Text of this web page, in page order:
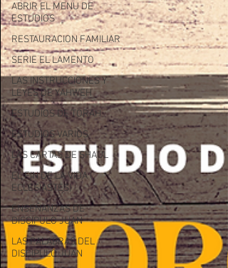
ABRIR EL MENU DE
ESTUDIOS
RESTAURACION FAMILIAR
SERIE EL LAMENTO
LAS INSTRUCCIONES Y
LEYES DE YAHWEH
ESTUDIOS DE TORAH
ESTUDIOS VARIOS
LAS CARTAS DE SHAUL
EL FIN DE LA VIDA (
ECLESIASTES)
ENSEÑANZAS DE
DISCIPULO JUAN
LAS PALABRAS DEL
DISCIPULO JUAN